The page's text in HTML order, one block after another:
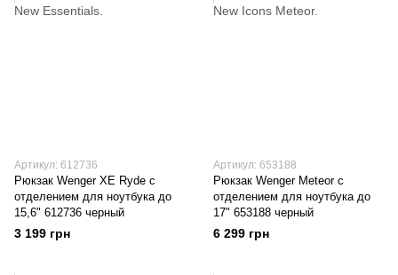
Артикул: 612736
Рюкзак Wenger XE Ryde с
отделением для ноутбука до
15,6" 612736 черный
3 199 грн
Артикул: 653188
Рюкзак Wenger Meteor с
отделением для ноутбука до
17" 653188 черный
6 299 грн